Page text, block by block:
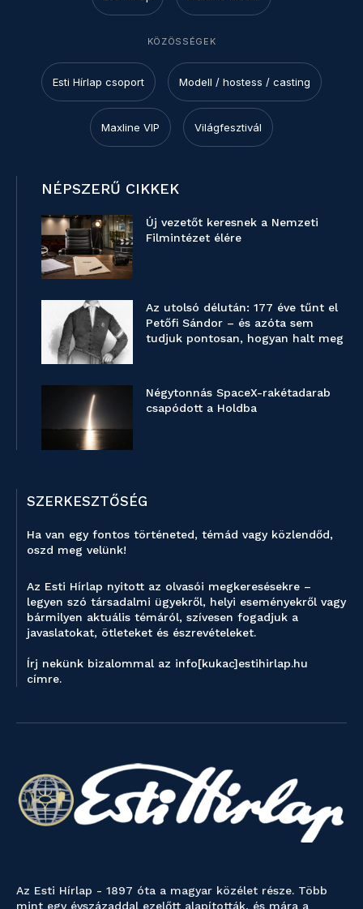
KÖZÖSSÉGEK
Esti Hírlap csoport Modell / hostess / casting
Maxline VIP Világfesztivál
NÉPSZERŰ CIKKEK
Új vezetőt keresnek a Nemzeti
Filmintézet élére
Az utolsó délután: 177 éve tűnt el
Petőfi Sándor – és azóta sem
tudjuk pontosan, hogyan halt meg
Négytonnás SpaceX-rakétadarab
csapódott a Holdba
SZERKESZTŐSÉG
Ha van egy fontos történeted, témád vagy közlendőd,
oszd meg velünk!
Az Esti Hírlap nyitott az olvasói megkeresésekre –
legyen szó társadalmi ügyekről, helyi eseményekről vagy
bármilyen aktuális témáról, szívesen fogadjuk a
javaslatokat, ötleteket és észrevételeket.
Írj nekünk bizalommal az info[kukac]estihirlap.hu
címre.
Az Esti Hírlap - 1897 óta a magyar közélet része. Több
mint egy évszázaddal ezelőtt alapították, és mára a